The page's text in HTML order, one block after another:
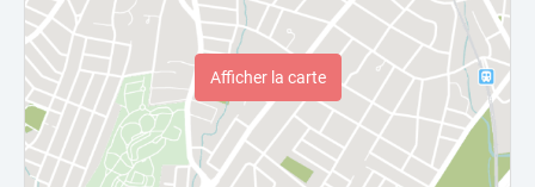
Afficher la carte